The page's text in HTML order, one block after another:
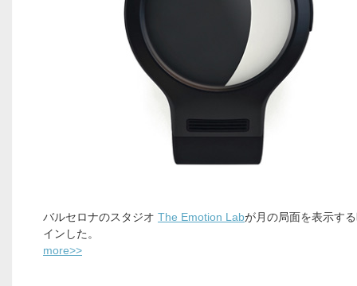
バルセロナのスタジオ The Emotion Labが月の局面を表示す
インした。
more>>